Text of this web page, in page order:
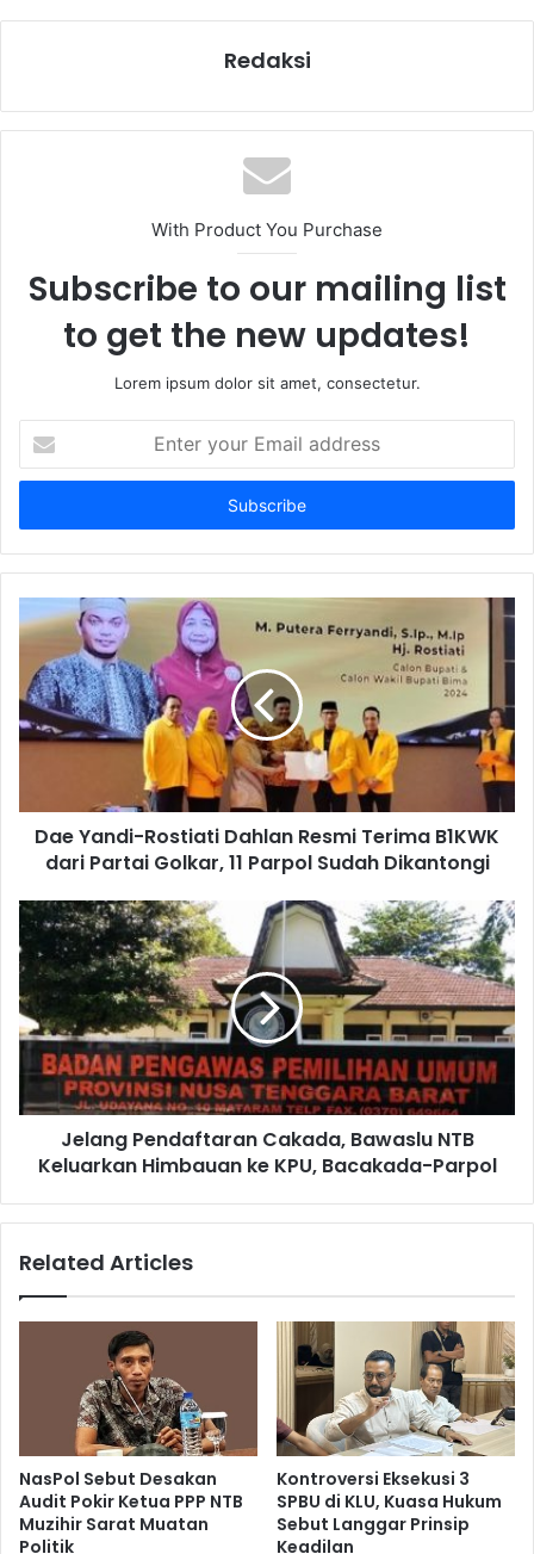
Redaksi
With Product You Purchase
Subscribe to our mailing list
to get the new updates!
Lorem ipsum dolor sit amet, consectetur.
your
Email
Dae Yandi-Rostiati Dahlan Resmi Terima B1KWK
dari Partai Golkar, 11 Parpol Sudah Dikantongi
Jelang Pendaftaran Cakada, Bawaslu NTB
Keluarkan Himbauan ke KPU, Bacakada-Parpol
Related Articles
NasPol Sebut Desakan
Audit Pokir Ketua PPP NTB
Muzihir Sarat Muatan
Politik
Kontroversi Eksekusi 3
SPBU di KLU, Kuasa Hukum
Sebut Langgar Prinsip
Keadilan